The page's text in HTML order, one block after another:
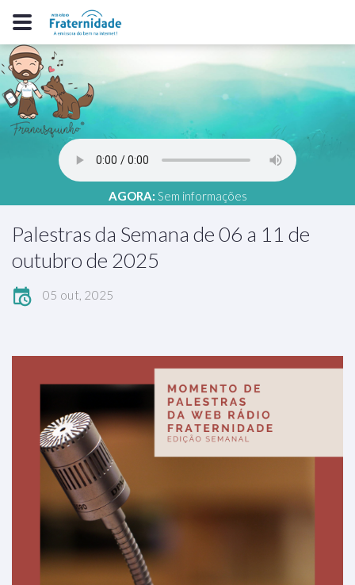
AGORA: Sem informações
Palestras da Semana de 06 a 11 de
outubro de 2025
05 out, 2025